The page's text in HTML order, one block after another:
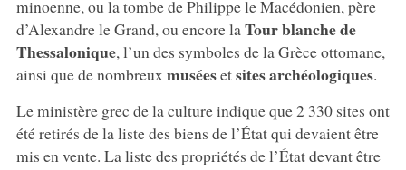
minoenne, ou la tombe de Philippe le Macédonien, père
d’Alexandre le Grand, ou encore la Tour blanche de
Thessalonique, l’un des symboles de la Grèce ottomane,
ainsi que de nombreux muséesetsites archéologiques.
Le ministère grec de la culture indique que 2 330 sites ont
été retirés de la liste des biens de l’État qui devaient être
mis en vente. La liste des propriétés de l’État devant être